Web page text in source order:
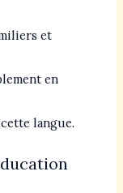
et
en
langue.